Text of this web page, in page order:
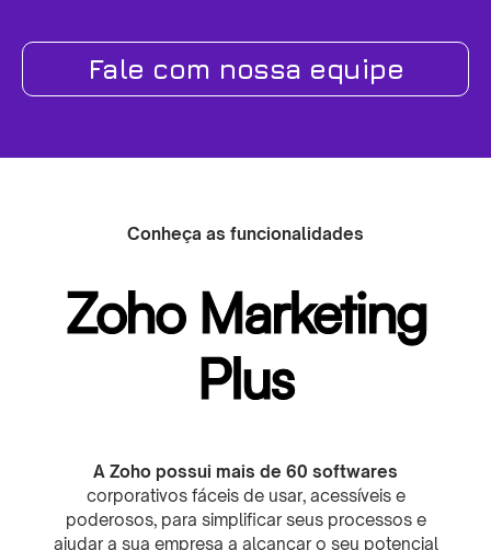
Fale com nossa equipe
Conheça as funcionalidades
Zoho Marketing
Plus
A Zoho possui mais de 60 softwares
corporativos fáceis de usar, acessíveis e
poderosos, para simplificar seus processos e
ajudar a sua empresa a alcançar o seu potencial